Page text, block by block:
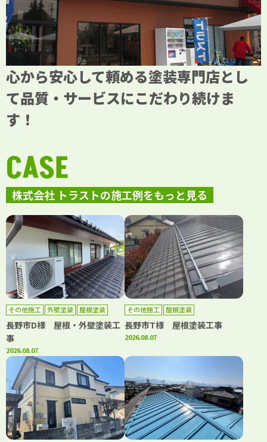
心から安心して頼める塗装専門店とし
て品質・サービスにこだわり続けま
す！
株式会社 トラストの施工例をもっと見る
CASE
その他施工 外壁塗装 屋根塗装
長野市D様 屋根・外壁塗装工
事
2026.08.07
その他施工 屋根塗装
長野市T様 屋根塗装工事
2026.08.07